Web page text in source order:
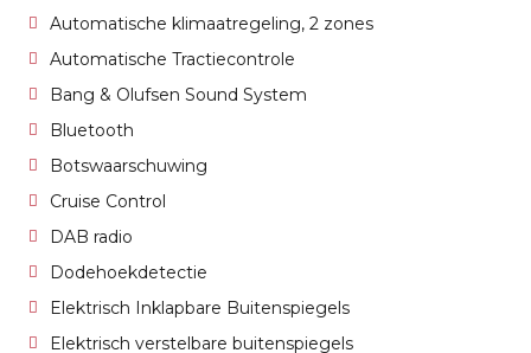
Automatische klimaatregeling, 2 zones
Automatische Tractiecontrole
Bang & Olufsen Sound System
Bluetooth
Botswaarschuwing
Cruise Control
DAB radio
Dodehoekdetectie
Elektrisch Inklapbare Buitenspiegels
Elektrisch verstelbare buitenspiegels